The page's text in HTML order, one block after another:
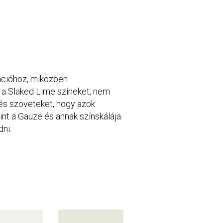
miközben
Slaked Lime színeket, nem
szöveteket, hogy azok
a Gauze és annak színskálája.